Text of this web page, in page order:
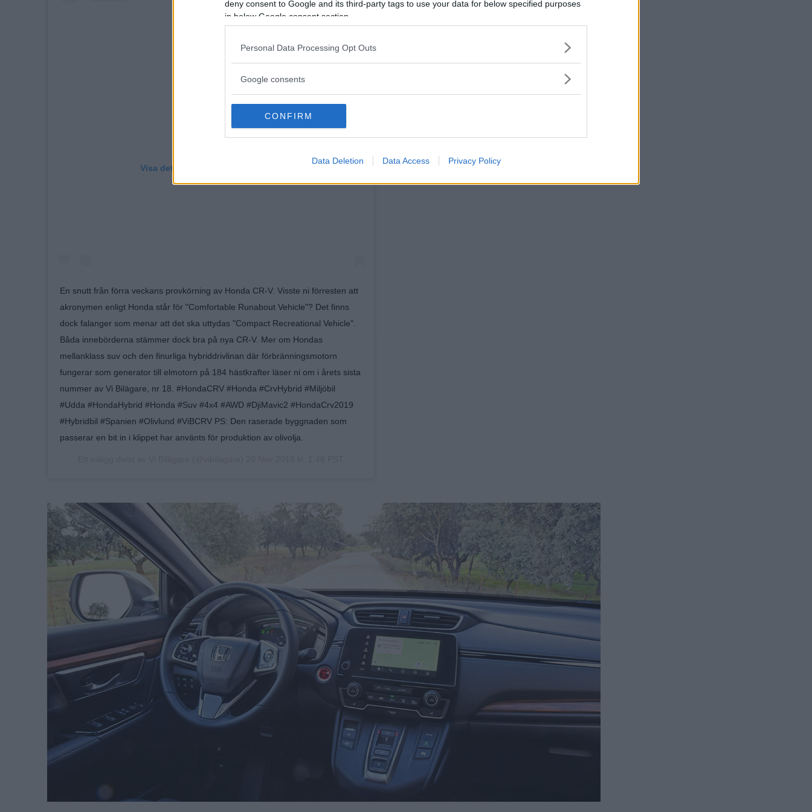
deny consent to Google and its third-party tags to use your data for below specified purposes
in below Google consent section.
Personal Data Processing Opt Outs
Google consents
CONFIRM
Data Deletion Data Access Privacy Policy
Visa det här inlägget på Instagram
En snutt från förra veckans provkörning av Honda CR-V. Visste ni förresten att
akronymen enligt Honda står för "Comfortable Runabout Vehicle"? Det finns
dock falanger som menar att det ska uttydas "Compact Recreational Vehicle".
Båda innebörderna stämmer dock bra på nya CR-V. Mer om Hondas
mellanklass suv och den finurliga hybriddrivlinan där förbränningsmotorn
fungerar som generator till elmotorn på 184 hästkrafter läser ni om i årets sista
nummer av Vi Bilägare, nr 18. #HondaCRV #Honda #CrvHybrid #Miljöbil
#Udda #HondaHybrid #Honda #Suv #4x4 #AWD #DjiMavic2 #HondaCrv2019
#Hybridbil #Spanien #Olivlund #ViBCRV PS: Den raserade byggnaden som
passerar en bit in i klippet har använts för produktion av olivolja.